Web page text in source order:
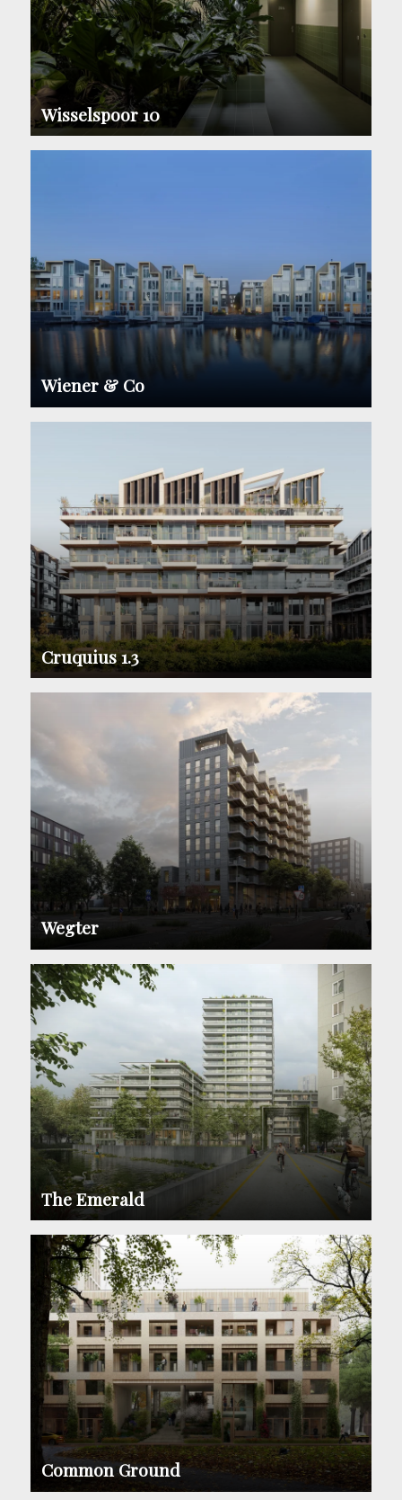
Wisselspoor 10
Wiener & Co
Cruquius 1.3
Wegter
The Emerald
Common Ground